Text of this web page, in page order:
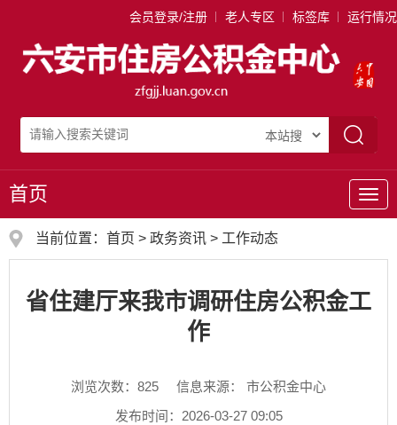
会员登录/注册 老人专区 标签库 运行情况
导
航
首页
当前位置： 首页 > 政务资讯 > 工作动态
省住建厅来我市调研住房公积金工
作
浏览次数： 825
信息来源： 市公积金中心
发布时间：2026-03-27 09:05